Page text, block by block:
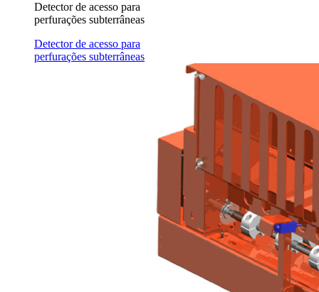
Detector de acesso para
perfurações subterrâneas
Detector de acesso para
perfurações subterrâneas